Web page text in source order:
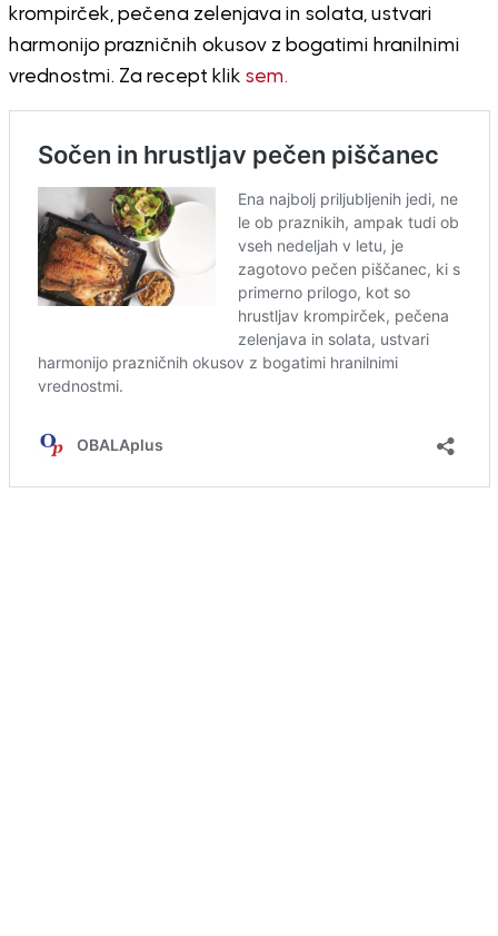
krompirček, pečena zelenjava in solata, ustvari
harmonijo prazničnih okusov z bogatimi hranilnimi
vrednostmi. Za recept klik sem.